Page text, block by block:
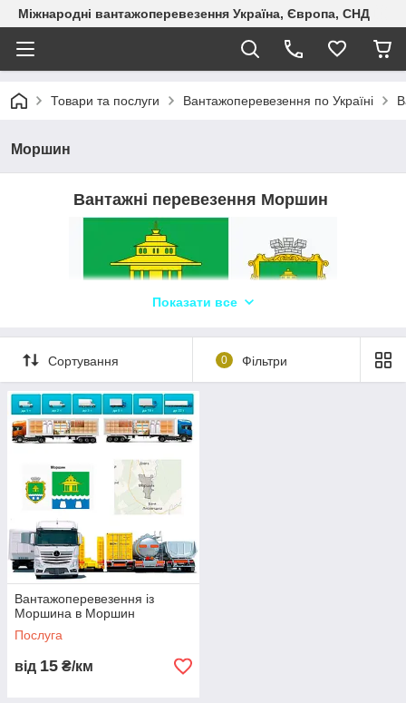
Міжнародні вантажоперевезення Україна, Європа, СНД
Товари та послуги Вантажоперевезення по Україні
Моршин
Вантажні перевезення Моршин
Логіст: Юлія +380680041393 WhatsApp,
Telegram, Viber ТЛК «Logistic Systems»
Компанія «Logistic Systems» пропонує надійні
грузоперевезення з Моршина в Моршин та по всій Україні.
Ми здійснюємо автоперевезення різних видів вантажів з
використанням бортових платформ, єврофур та іншої
спецтехніки. Наша команда професійних логістів та
диспетчерів гарантує оперативне виконання замовлень та
безпечну доставку вантажу. Ми надаємо широкий спектр
послуг з грузоперевезень, включаючи перевезення
негабаритних та важких вантажів. Замовте грузоперевезення
з нами і отримайте надійного партнера у сфері транспортних
Показати все
Сортування 0 Фільтри
Вантажоперевезення із
Моршина в Моршин
Послуга
від 15 ₴/км